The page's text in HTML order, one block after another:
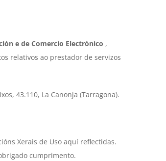
e de Comercio Electrónico ,
relativos ao prestador de servizos
43.110, La Canonja (Tarragona).
Xerais de Uso aquí reflectidas.
cumprimento.